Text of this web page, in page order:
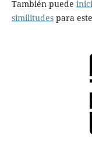
También puede
similitudespara